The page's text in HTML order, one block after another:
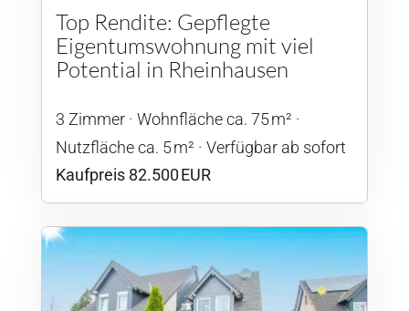
Top Rendite: Gepflegte
Eigentumswohnung mit viel
Potential in Rheinhausen
3 Zimmer
Wohnfläche ca. 75 m²
Nutzfläche ca. 5 m²
Verfügbar ab sofort
Kaufpreis 82.500 EUR